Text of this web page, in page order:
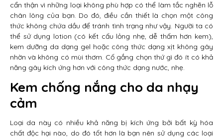
cẩn thận vì những loại không phù hợp có thể làm tắc nghẽn lỗ
chân lông của bạn. Do đó, điều cần thiết là chọn một công
thức không chứa dầu để tránh tình trạng như vậy. Người ta có
thể sử dụng lotion (có kết cấu lỏng nhẹ, dễ thấm hơn kem),
kem dưỡng da dạng gel hoặc công thức dạng xịt không gây
nhờn và không có mùi thơm. Cố gắng chọn thứ gì đó ít có khả
năng gây kích ứng hơn với công thức dạng nước, nhẹ.
Kem chống nắng cho da nhạy
cảm
Loại da này có nhiều khả năng bị kích ứng bởi bất kỳ hóa
chất độc hại nào, do đó tốt hơn là bạn nên sử dụng các loại